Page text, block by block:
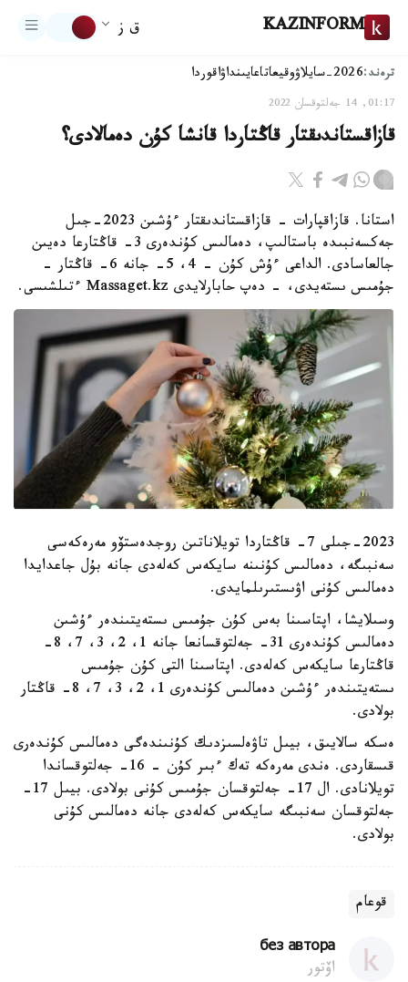
KAZINFORM ق ز
ترەند:2026-سايلاۋ وقيعاتاعايىنداۋاقوردا
01:17, 14 جەلتوقسان 2022
قازاقستاندىقتار قاڭتاردا قانشا كۇن دەمالادى؟
استانا. قازاقپارات - قازاقستاندىقتار ءۇشىن 2023-جىل
جەكسەنبىدە باستالىپ، دەمالىس كۇندەرى 3- قاڭتارعا دەيىن
جالعاسادى. الداعى ءۇش كۇن – 4، 5- جانە 6- قاڭتار -
جۇمىس ىستەيدى، - دەپ حابارلايدى Massaget.kz ءتىلشىسى.
2023-جىلى 7- قاڭتاردا تويلاناتىن روجدەستۆو مەرەكەسى
سەنبىگە، دەمالىس كۇنىنە سايكەس كەلەدى جانە بۇل جاعدايدا
دەمالىس كۇنى اۋىستىرىلمايدى.
وسىلايشا، اپتاسىنا بەس كۇن جۇمىس ىستەيتىندەر ءۇشىن
دەمالىس كۇندەرى 31- جەلتوقسانعا جانە 1، 2، 3، 7، 8-
قاڭتارعا سايكەس كەلەدى. اپتاسىنا التى كۇن جۇمىس
ىستەيتىندەر ءۇشىن دەمالىس كۇندەرى 1، 2، 3، 7، 8- قاڭتار
بولادى.
ەسكە سالايىق، بيىل تاۋەلسىزدىك كۇنىندەگى دەمالىس كۇندەرى
قىسقاردى. ەندى مەرەكە تەك ءبىر كۇن – 16- جەلتوقساندا
تويلانادى. ال 17- جەلتوقسان جۇمىس كۇنى بولادى. بيىل 17-
جەلتوقسان سەنبىگە سايكەس كەلەدى جانە دەمالىس كۇنى
بولادى.
قوعام
без автора
اۆتور